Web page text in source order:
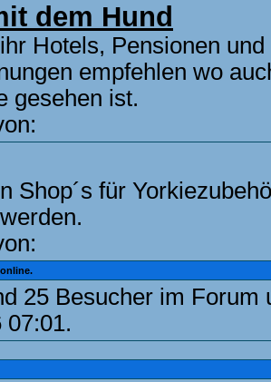
dem Hund
Hotels, Pensionen und
empfehlen wo
gesehen ist.
Shop´s für
25 Besucher im Forum
07:01.